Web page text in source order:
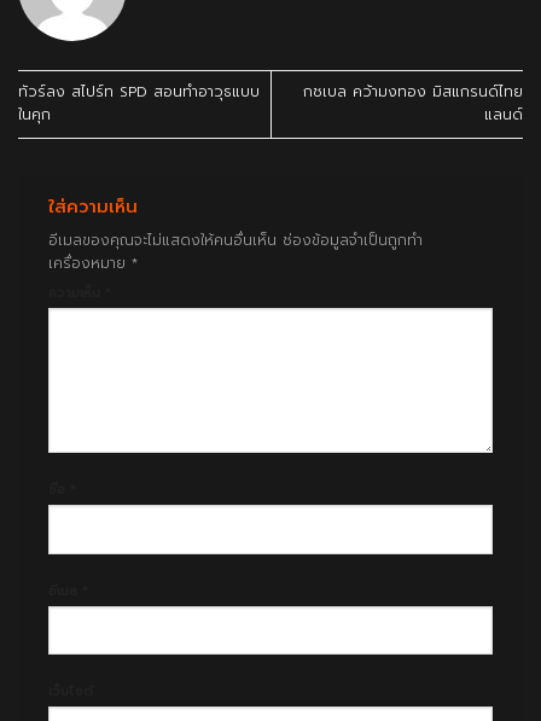
ทัวร์ลง สไปร์ท SPD สอนทำอาวุธแบบ
ในคุก
กชเบล คว้ามงทอง มิสแกรนด์ไทย
แลนด์
ใส่ความเห็น
อีเมลของคุณจะไม่แสดงให้คนอื่นเห็น ช่องข้อมูลจำเป็นถูกทำ
เครื่องหมาย *